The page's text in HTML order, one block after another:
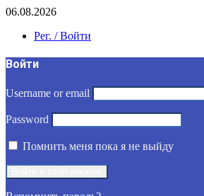
06.08.2026
Рег. / Войти
Войти
Username or email
Password
Помнить меня пока я не выйду